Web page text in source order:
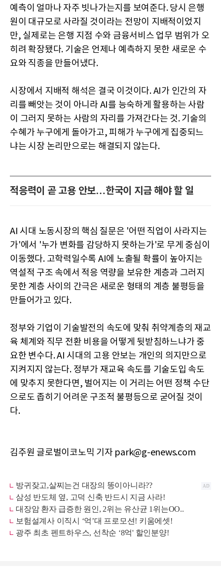
예측이 얼마나 자주 빗나가는지를 보여준다. 당시 은행
원이 대규모로 사라질 것이라는 전망이 지배적이었지
만, 실제로는 은행 지점 수와 금융서비스 업무 범위가 오
히려 확장됐다. 기술은 언제나 예측하지 못한 새로운 수
요와 직종을 만들어냈다.
시장에서 지배적 해석은 결국 이것이다. AI가 인간의 자
리를 빼앗는 것이 아니라 AI를 능숙하게 활용하는 사람
이 그러지 못하는 사람의 자리를 가져간다는 것. 기술의
수혜가 누구에게 돌아가고, 피해가 누구에게 집중되느
냐는 시장 논리만으로는 해결되지 않는다.
적응력이 곧 고용 안보…한국이 지금 해야 할 일
AI 시대 노동시장의 핵심 질문은 '어떤 직업이 사라지는
가'에서 '누가 변화를 감당하지 못하는가'로 무게 중심이
이동했다. 고학력일수록 AI에 노출될 확률이 높아지는
역설적 구조 속에서 적응 역량을 보유한 계층과 그러지
못한 계층 사이의 간극은 새로운 형태의 계층 불평등을
만들어가고 있다.
정부와 기업이 기술발전의 속도에 맞춰 취약계층의 재교
육 체계와 직무 전환 비용을 어떻게 뒷받침하느냐가 중
요한 변수다. AI 시대의 고용 안보는 개인의 의지만으로
지켜지지 않는다. 정부가 재교육 속도를 기술도입 속도
에 맞추지 못한다면, 벌어지는 이 거리는 어떤 정책 수단
으로도 좁히기 어려운 구조적 불평등으로 굳어질 것이
다.
김주원 글로벌이코노믹 기자 park@g-enews.com